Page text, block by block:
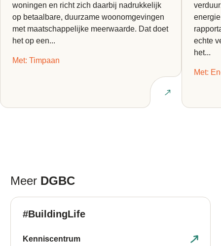
woningen en richt zich daarbij nadrukkelijk
op betaalbare, duurzame woonomgevingen
met maatschappelijke meerwaarde. Dat doet
het op een...
Met: Timpaan
Lees interview
echte
het...
Met:
Meer DGBC
#BuildingLife
Kenniscentrum